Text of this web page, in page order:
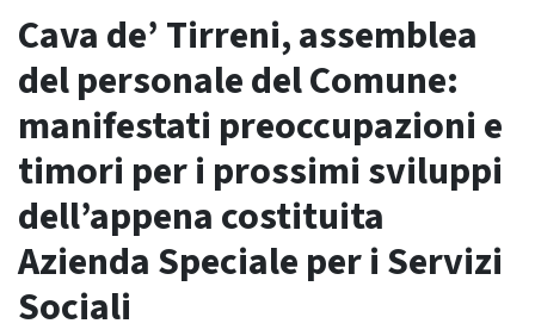
Cava de’ Tirreni, assemblea
del personale del Comune:
manifestati preoccupazioni e
timori per i prossimi sviluppi
dell’appena costituita
Azienda Speciale per i Servizi
Sociali